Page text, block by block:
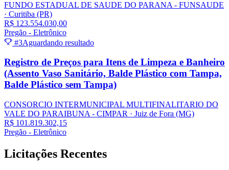
FUNDO ESTADUAL DE SAUDE DO PARANA - FUNSAUDE
· Curitiba (PR)
R$ 123.554.030,00
Pregão - Eletrônico
#3Aguardando resultado
Registro de Preços para Itens de Limpeza e Banheiro
(Assento Vaso Sanitário, Balde Plástico com Tampa,
Balde Plástico sem Tampa)
CONSORCIO INTERMUNICIPAL MULTIFINALITARIO DO
VALE DO PARAIBUNA - CIMPAR · Juiz de Fora (MG)
R$ 101.819.302,15
Pregão - Eletrônico
Licitações Recentes